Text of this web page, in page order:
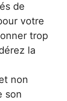
de
votre
trop
la
non
son